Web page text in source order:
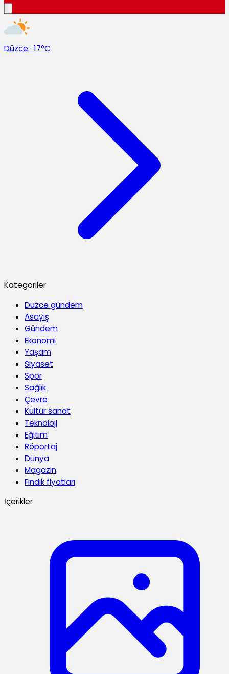
Düzce · 17°C
Kategoriler
Düzce gündem
Asayiş
Gündem
Ekonomi
Yaşam
Siyaset
Spor
Sağlık
Çevre
Kültür sanat
Teknoloji
Eğitim
Röportaj
Dünya
Magazin
Fındık fiyatları
İçerikler